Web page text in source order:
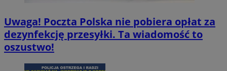
Uwaga! Poczta Polska nie pobiera opłat za
dezynfekcję przesyłki. Ta wiadomość to
oszustwo!